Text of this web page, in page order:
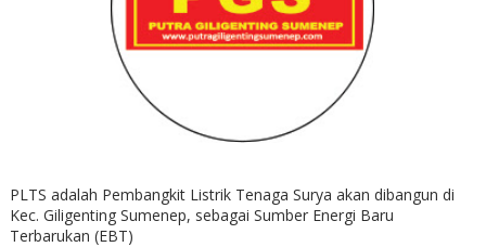
PLTS adalah Pembangkit Listrik Tenaga Surya akan dibangun di
Kec. Giligenting Sumenep, sebagai Sumber Energi Baru
Terbarukan (EBT)